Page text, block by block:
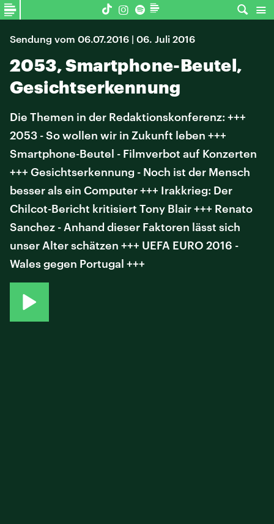
Sendung vom 06.07.2016 | 06. Juli 2016
2053, Smartphone-Beutel,
Gesichtserkennung
Die Themen in der Redaktionskonferenz: +++
2053 - So wollen wir in Zukunft leben +++
Smartphone-Beutel - Filmverbot auf Konzerten
+++ Gesichtserkennung - Noch ist der Mensch
besser als ein Computer +++ Irakkrieg: Der
Chilcot-Bericht kritisiert Tony Blair +++ Renato
Sanchez - Anhand dieser Faktoren lässt sich
unser Alter schätzen +++ UEFA EURO 2016 -
Wales gegen Portugal +++